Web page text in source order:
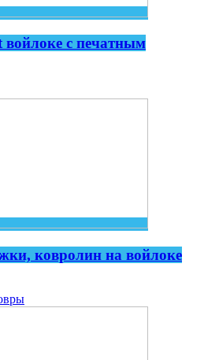
с печатным
ковролин на войлоке